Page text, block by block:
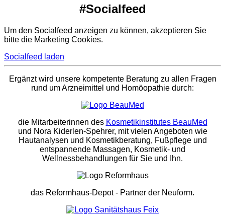
#Socialfeed
Um den Socialfeed anzeigen zu können, akzeptieren Sie
bitte die Marketing Cookies.
Socialfeed laden
Ergänzt wird unsere kompetente Beratung zu allen Fragen
rund um Arzneimittel und Homöopathie durch:
die Mitarbeiterinnen des Kosmetikinstitutes BeauMed
und Nora Kiderlen-Spehrer, mit vielen Angeboten wie
Hautanalysen und Kosmetikberatung, Fußpflege und
entspannende Massagen, Kosmetik- und
Wellnessbehandlungen für Sie und Ihn.
das Reformhaus-Depot- Partner der Neuform.